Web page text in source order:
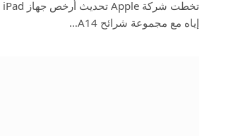
إياه مع مجموعة شرائح A14…